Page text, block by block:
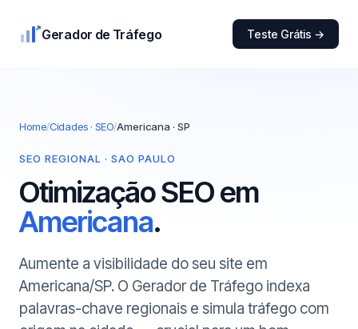
Gerador de Tráfego Teste Grátis →
Home/Cidades · SEO/Americana · SP
SEO REGIONAL · SAO PAULO
Otimização SEO em
Americana.
Aumente a visibilidade do seu site em
Americana/SP. O Gerador de Tráfego indexa
palavras-chave regionais e simula tráfego com